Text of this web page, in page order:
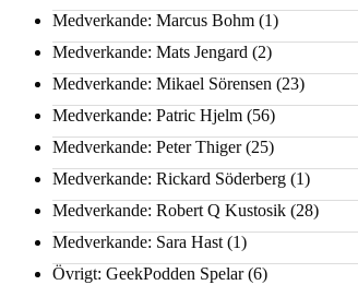
Medverkande: Marcus Bohm (1)
Medverkande: Mats Jengard (2)
Medverkande: Mikael Sörensen (23)
Medverkande: Patric Hjelm (56)
Medverkande: Peter Thiger(25)
Medverkande: Rickard Söderberg (1)
Medverkande: Robert Q Kustosik (28)
Medverkande: Sara Hast (1)
Övrigt: GeekPodden Spelar(6)